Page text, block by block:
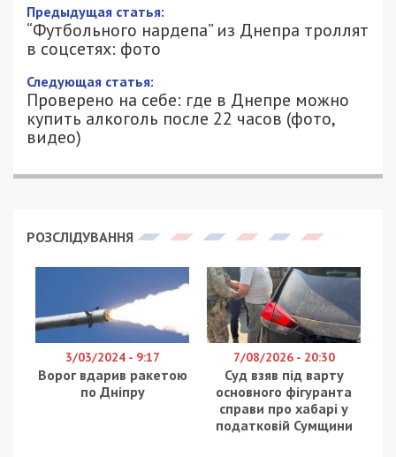
“Футбольного нардепа” из Днепра
троллят в соцсетях: фото
30/05/2018 - 18:30
АЛЕКСЕЙ ВАЛЕНКО - СПЕЦИАЛЬНО
ДЛЯ 49000.COM.UA
3601
Скандалы, связанные с главой Федерации
футбола Украины и днепровским депутатом от
общественности и футбольных фанатов. При
этом поводы для троллинга Павелко
обеспечивает с большим старанием.
Так, на днях в сети появилось фото главы ФФУ с
пустым листом бумаги. Что он хотел этим
сказать? Известно лишь самому Павелко. А вот
футбольные фанаты по достоинству оценили
такую площадку для фотожаб. Спортивный сайт
Tribuna.comдаже объявил флешмоб и сделал
подборку наиболее удачных и злободневных.